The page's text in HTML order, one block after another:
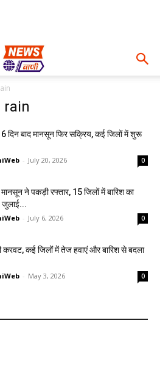
rain
6 दिन बाद मानसून फिर सक्रिय, कई जिलों में शुरू
- July 20, 2026 0
मानसून ने पकड़ी रफ्तार, 15 जिलों में बारिश का
जुलाई...
- July 6, 2026 0
करवट, कई जिलों में तेज हवाएं और बारिश से बदला
- May 3, 2026 0